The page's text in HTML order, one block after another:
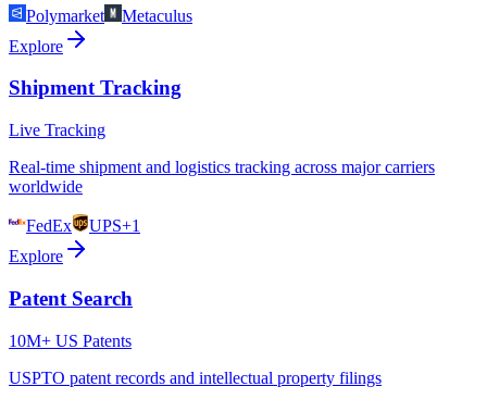
Polymarket
Metaculus
Explore
Shipment Tracking
Live Tracking
Real-time shipment and logistics tracking across major carriers
worldwide
FedEx UPS+1
Explore
Patent Search
10M+ US Patents
USPTO patent records and intellectual property filings